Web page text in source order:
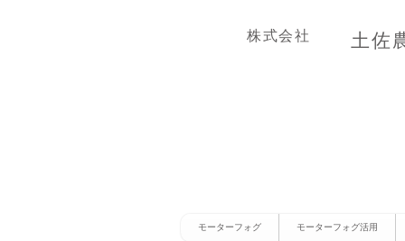
株式会社 土佐
モーターフォグ モーターフォグ活用